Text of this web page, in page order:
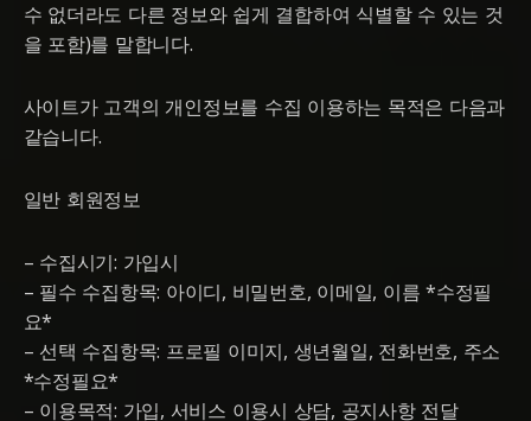
수 없더라도 다른 정보와 쉽게 결합하여 식별할 수 있는 것
을 포함)를 말합니다.
사이트가 고객의 개인정보를 수집 이용하는 목적은 다음과
같습니다.
일반 회원정보
– 수집시기: 가입시
– 필수 수집항목: 아이디, 비밀번호, 이메일, 이름 *수정필
요*
– 선택 수집항목: 프로필 이미지, 생년월일, 전화번호, 주소
*수정필요*
– 이용목적: 가입, 서비스 이용시 상담, 공지사항 전달